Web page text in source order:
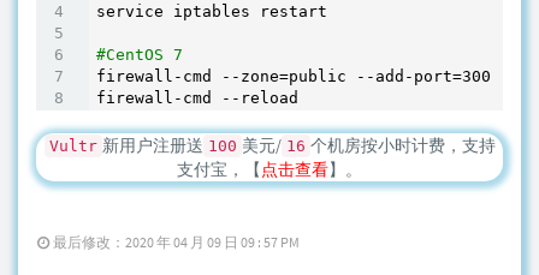
service iptables restart
#CentOS 7
firewall-cmd --zone=public --add-port=3000
Vultr 新用户注册送 100 美元/ 16 个机房按小时计费，支持
支付宝，【点击查看】。
最后修改：2020 年 04 月 09 日 09 : 57 PM